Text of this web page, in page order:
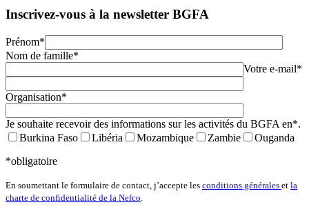
Inscrivez-vous à la newsletter BGFA
Prénom*
Nom de famille*
Votre e-mail*
Organisation*
Je souhaite recevoir des informations sur les activités du BGFA en*.
Burkina Faso
Libéria Mozambique Zambie
Ouganda
*obligatoire
En soumettant le formulaire de contact, j’accepte les conditions générales et la
charte de confidentialité de la Nefco